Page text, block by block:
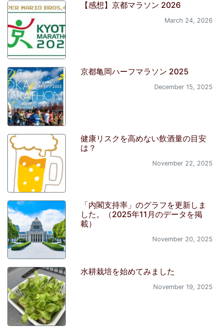
【感想】京都マラソン 2026
March 24, 2026
京都亀岡ハーフマラソン 2025
December 15, 2025
健康リスクを高めない飲酒量の目安
は？
November 22, 2025
「内閣支持率」のグラフを更新しま
した。（2025年11月のデータを掲
載）
November 20, 2025
水耕栽培を始めてみました
November 19, 2025